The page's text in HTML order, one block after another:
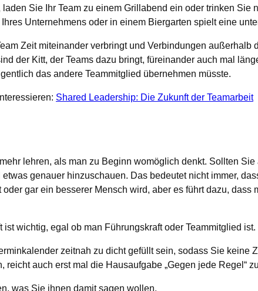
Sie Ihr Team zu einem Grillabend ein oder trinken Sie
Unternehmens oder in einem Biergarten spielt eine
Zeit miteinander verbringt und Verbindungen außerhalb
der Kitt, der Teams dazu bringt, füreinander auch mal
das andere Teammitglied übernehmen müsste.
Shared Leadership: Die Zukunft der Teamarbeit
lehren, als man zu Beginn womöglich denkt. Sollten
etwas genauer hinzuschauen. Das bedeutet nicht immer,
oder gar ein besserer Mensch wird, aber es führt dazu, dass
ist wichtig, egal ob man Führungskraft oder Teammitglied ist.
zeitnah zu dicht gefüllt sein, sodass Sie keine
reicht auch erst mal die Hausaufgabe „Gegen jede Regel“
was Sie ihnen damit sagen wollen.